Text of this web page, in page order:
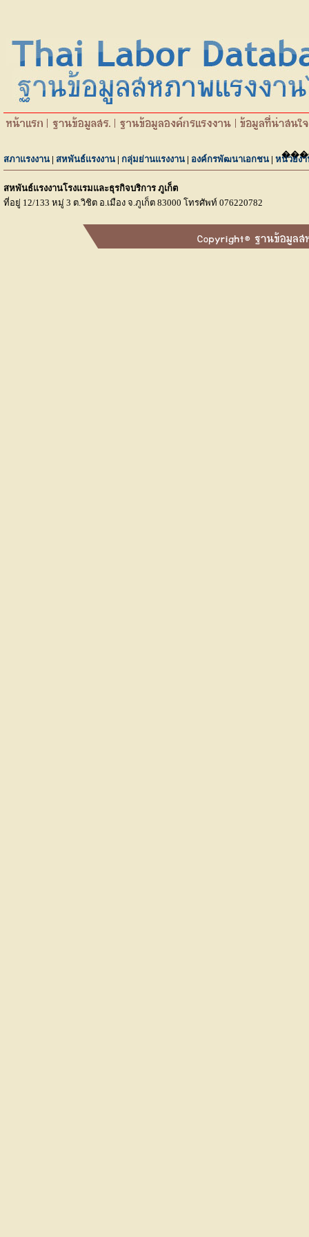
สภาแรงงาน | สหพันธ์แรงงาน | กลุ่มย่านแรงงาน | องค์กรพัฒนาเอกชน | หน่วยง
สหพันธ์แรงงานโรงแรมและธุรกิจบริการ ภูเก็ต
ที่อยู่ 12/133 หมู่ 3 ต.วิชิต อ.เมือง จ.ภูเก็ต 83000 โทรศัพท์ 076220782